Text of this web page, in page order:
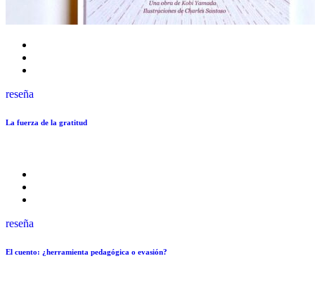
reseña
La fuerza de la gratitud
reseña
El cuento: ¿herramienta pedagógica o evasión?